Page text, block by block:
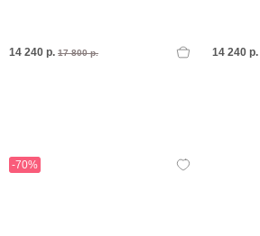
14 240 р. 17 800 р. 14 240 р.
-70%